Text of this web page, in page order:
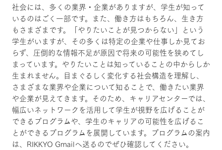
社会には、多くの業界・企業がありますが、学生が知って
いるのはごく一部です。また、働き方はもちろん、生き方
もさまざまです。「やりたいことが見つからない」という
学生がいますが、その多くは特定の企業や仕事しか見てお
らず、圧倒的な情報不足が原因で将来の可能性を狭めてし
まっています。やりたいことは知っていることの中からしか
生まれません。目まぐるしく変化する社会構造を理解し、
さまざまな業界や企業について知ることで、働きたい業界
や企業が見えてきます。そのため、キャリアセンターでは、
幅広いネットワークを活用して学生が視野を広げることが
できるプログラムや、学生のキャリアの可能性を広げるこ
とができるプログラムを展開しています。プログラムの案内
は、RIKKYO Gmailへ送るのでぜひ確認してください。